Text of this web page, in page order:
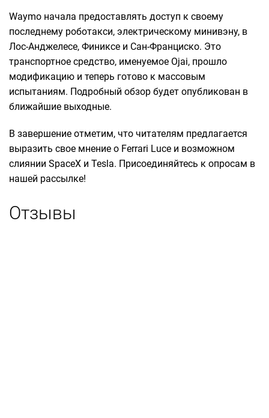
Waymo начала предоставлять доступ к своему
последнему роботакси, электрическому минивэну, в
Лос-Анджелесе, Финиксе и Сан-Франциско. Это
транспортное средство, именуемое Ojai, прошло
модификацию и теперь готово к массовым
испытаниям. Подробный обзор будет опубликован в
ближайшие выходные.
В завершение отметим, что читателям предлагается
выразить свое мнение о Ferrari Luce и возможном
слиянии SpaceX и Tesla. Присоединяйтесь к опросам в
нашей рассылке!
Отзывы